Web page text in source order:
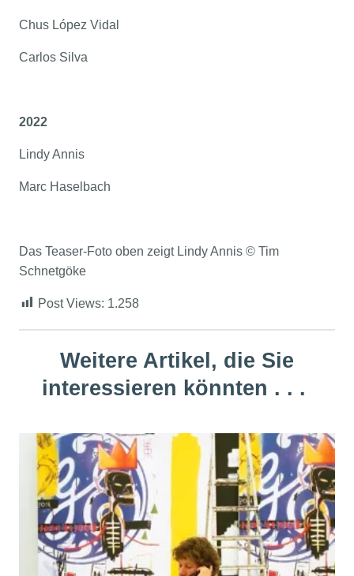
Chus López Vidal
Carlos Silva
2022
Lindy Annis
Marc Haselbach
Das Teaser-Foto oben zeigt Lindy Annis © Tim
Schnetgöke
Post Views: 1.258
Weitere Artikel, die Sie
interessieren könnten . . .